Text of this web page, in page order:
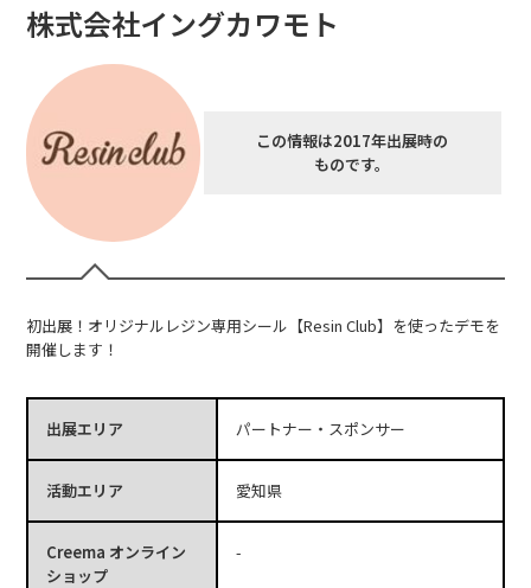
株式会社イングカワモト
この情報は2017年出展時の
ものです。
初出展！オリジナルレジン専用シール【Resin Club】を使ったデモを
開催します！
出展エリア パートナー・スポンサー
活動エリア 愛知県
Creema オンライン
ショップ
-